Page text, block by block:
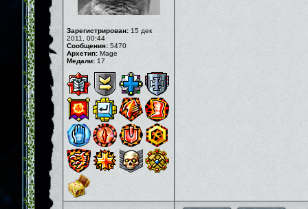
Зарегистрирован: 15 дек
2011, 00:44
Сообщения: 5470
Архетип: Mage
Медали: 17